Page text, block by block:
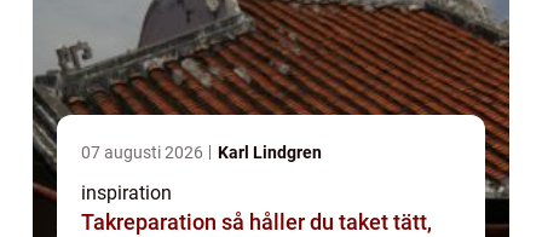
07 augusti 2026 Karl Lindgren
inspiration
Takreparation så håller du taket tätt,